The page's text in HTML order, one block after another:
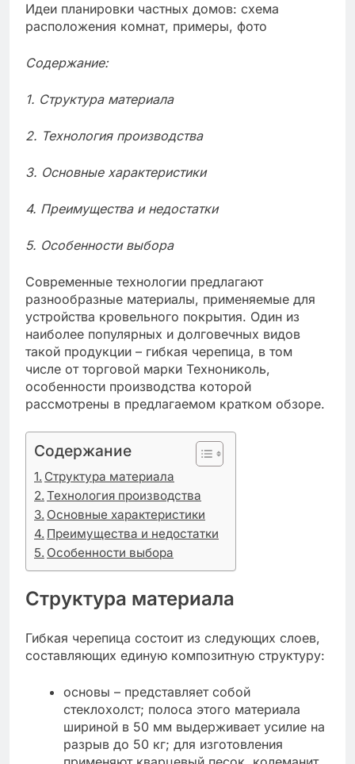
Идеи планировки частных домов: схема
расположения комнат, примеры, фото
Содержание:
1. Структура материала
2. Технология производства
3. Основные характеристики
4. Преимущества и недостатки
5. Особенности выбора
Современные технологии предлагают
разнообразные материалы, применяемые для
устройства кровельного покрытия. Один из
наиболее популярных и долговечных видов
такой продукции – гибкая черепица, в том
числе от торговой марки Технониколь,
особенности производства которой
рассмотрены в предлагаемом кратком обзоре.
Содержание
Структура материала
Технология производства
Основные характеристики
Преимущества и недостатки
Особенности выбора
Структура материала
Гибкая черепица состоит из следующих слоев,
составляющих единую композитную структуру:
основы – представляет собой
стеклохолст; полоса этого материала
шириной в 50 мм выдерживает усилие на
разрыв до 50 кг; для изготовления